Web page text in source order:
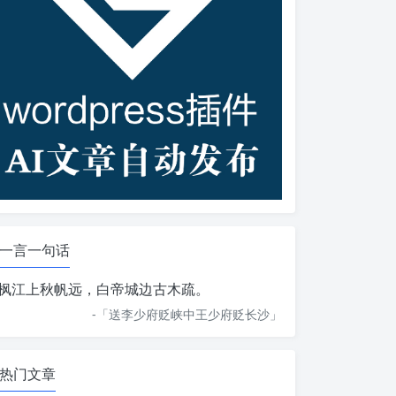
一言一句话
江上秋帆远，白帝城边古木疏。
-「送李少府贬峡中王少府贬长沙 」
热门文章